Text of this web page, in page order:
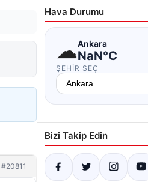
#20811
Hava Durumu
☁Ankara
NaN°C
ŞEHIR SEÇ
Bizi Takip Edin